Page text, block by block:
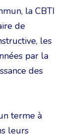
la CBTI
de
les
par la
des
terme à
leurs